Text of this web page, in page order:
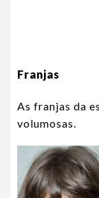
Franjas
As franjas da
volumosas.